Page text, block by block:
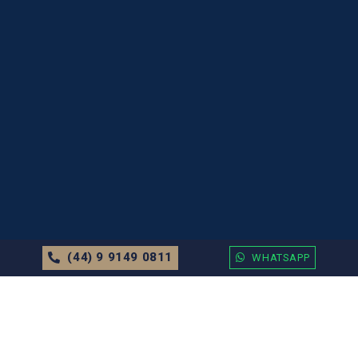
(44) 9 9149 0811 WHATSAPP